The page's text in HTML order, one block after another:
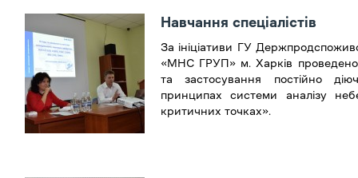
Навчання спеціалістів
За ініціативи ГУ
«МНС ГРУП» м. Харків
та застосування постійно
принципах системи аналізу
критичних точках».